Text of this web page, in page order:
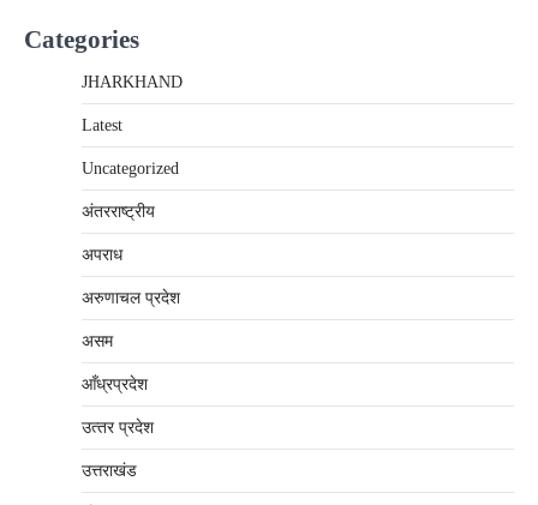
Categories
JHARKHAND
Latest
Uncategorized
अंतरराष्‍ट्रीय
अपराध
अरुणाचल प्रदेश
असम
आँध्रप्रदेश
उत्‍तर प्रदेश
उत्तराखंड